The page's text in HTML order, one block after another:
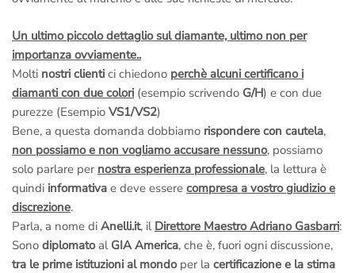
Un ultimo piccolo dettaglio sul diamante, ultimo non per
importanza ovviamente..
Molti nostri clienti ci chiedono perchè alcuni certificano i
diamanti con due colori (esempio scrivendo G/H) e con due
purezze (Esempio VS1/VS2)
Bene, a questa domanda dobbiamo rispondere con cautela,
non possiamo e non vogliamo accusare nessuno, possiamo
solo parlare per nostra esperienza professionale, la lettura è
quindi informativa e deve essere compresa a vostro giudizio e
discrezione.
Parla, a nome di Anelli.it, il Direttore Maestro Adriano Gasbarri:
Sono diplomatoal GIA America, che è, fuori ogni discussione,
tra le prime istituzioni al mondoper la certificazione e la stima